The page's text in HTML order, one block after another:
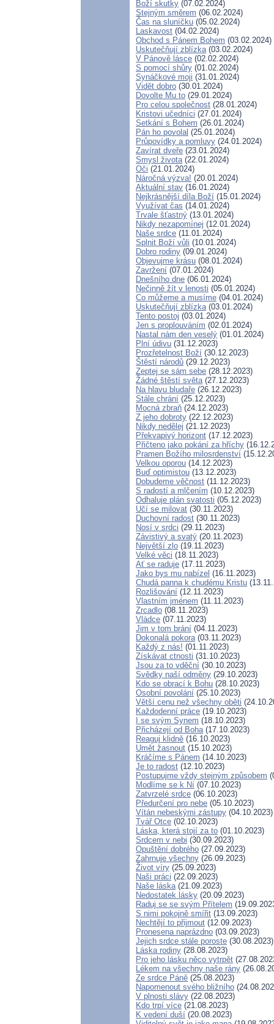
Boží skutky (07.02.2024)
Stejným směrem (06.02.2024)
Čas na sluníčku (05.02.2024)
Laskavost (04.02.2024)
Obchod s Pánem Bohem (03.02.2024)
Uskutečňují zblízka(03.02.2024)
V Pánově lásce (02.02.2024)
S pomocí shůry (01.02.2024)
Synáčkové moji (31.01.2024)
Vidět dobro (30.01.2024)
Dovolte Mu to (29.01.2024)
Pro celou společnost (28.01.2024)
Kristovi učedníci (27.01.2024)
Setkání s Bohem (26.01.2024)
Pán ho povolal (25.01.2024)
Průpovídky a pomluvy (24.01.2024)
Zavírat dveře (23.01.2024)
Smysl života(22.01.2024)
Oči (21.01.2024)
Náročná výzva! (20.01.2024)
Aktuální stav (16.01.2024)
Nejkrásnější díla Boží (15.01.2024)
Využívat čas (14.01.2024)
Trvale šťastný (13.01.2024)
Nikdy nezapomínej (12.01.2024)
Naše srdce (11.01.2024)
Splnit Boží vůli (10.01.2024)
Dobro rodiny (09.01.2024)
Objevujme krásu (08.01.2024)
Zavržení (07.01.2024)
Dnešního dne (06.01.2024)
Nečinně žít v lenosti (05.01.2024)
Co můžeme a musíme (04.01.2024)
Uskutečňují zblízka(03.01.2024)
Tento postoj (03.01.2024)
Jen s proplouváním (02.01.2024)
Nastal nám den veselý (01.01.2024)
Plní údivu (31.12.2023)
Prozřetelnost Boží (30.12.2023)
Štěstí národů (29.12.2023)
Zeptej se sám sebe (28.12.2023)
Žádné štěstí světa(27.12.2023)
Na hlavu bludaře (26.12.2023)
Stále chrání (25.12.2023)
Mocná zbraň (24.12.2023)
Z jeho dobroty (22.12.2023)
Nikdy nedělej (21.12.2023)
Překvapivý horizont (17.12.2023)
Přičteno jako pokání za hříchy
Pramen Božího milosrdenství
Velkou oporou (14.12.2023)
Buď optimistou (13.12.2023)
Dobudeme věčnost (11.12.2023)
S radostí a mlčením (10.12.2023)
Odhaluje plán svatosti (05.12.2023)
Učí se milovat (30.11.2023)
Duchovní radost (30.11.2023)
Nosí v srdci (29.11.2023)
Závistivý a svatý (20.11.2023)
Největší zlo (19.11.2023)
Velké věci (18.11.2023)
Ať se raduje (17.11.2023)
Jako bys mu nabízel (16.11.2023)
Chudá panna k chudému Kristu
Rozlišování (12.11.2023)
Vlastním jménem (11.11.2023)
Zrcadlo (08.11.2023)
Vládce (07.11.2023)
Jim v tom brání (04.11.2023)
Dokonalá pokora(03.11.2023)
Každý z nás! (01.11.2023)
Získávat ctnosti (31.10.2023)
Jsou za to vděční (30.10.2023)
Svědky naší odměny (29.10.2023)
Kdo se obrací k Bohu (28.10.2023)
Osobní povolání (25.10.2023)
Větší cenu než všechny oběti
Každodenní práce (19.10.2023)
I se svým Synem (18.10.2023)
Přicházejí od Boha(17.10.2023)
Reaguj klidně (16.10.2023)
Umět žasnout (15.10.2023)
Kráčíme s Pánem (14.10.2023)
Je to radost (12.10.2023)
Postupujme vždy stejným způsobem
Modlíme se k Ní (07.10.2023)
Zatvrzelé srdce (06.10.2023)
Předurčení pro nebe (05.10.2023)
Vítán nebeskými zástupy (04.10.2023)
Tvář Otce (02.10.2023)
Láska, která stojí za to (01.10.2023)
Srdcem v nebi (30.09.2023)
Opuštění dobrého (27.09.2023)
Zahrnuje všechny (26.09.2023)
Život víry (25.09.2023)
Naši práci (22.09.2023)
Naše láska(21.09.2023)
Nedostatek lásky (20.09.2023)
Raduj se se svým Přítelem
S nimi pokojně smířit (13.09.2023)
Nechtějí to přijmout (12.09.2023)
Pronesena naprázdno (03.09.2023)
Jejich srdce stále poroste (30.08.2023)
Láska rodiny (28.08.2023)
Pro jeho lásku něco vytrpět
Lékem na všechny naše rány
Ze srdce Páně (25.08.2023)
Napomenout svého bližního
V plnosti slávy (22.08.2023)
Kdo trpí více (21.08.2023)
K vedení duší (20.08.2023)